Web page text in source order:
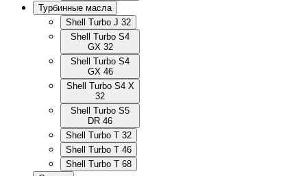
Турбинные масла
Shell Turbo J 32
Shell Turbo S4
GX 32
Shell Turbo S4
GX 46
Shell Turbo S4 X
32
Shell Turbo S5
DR 46
Shell Turbo T 32
Shell Turbo T 46
Shell Turbo T 68